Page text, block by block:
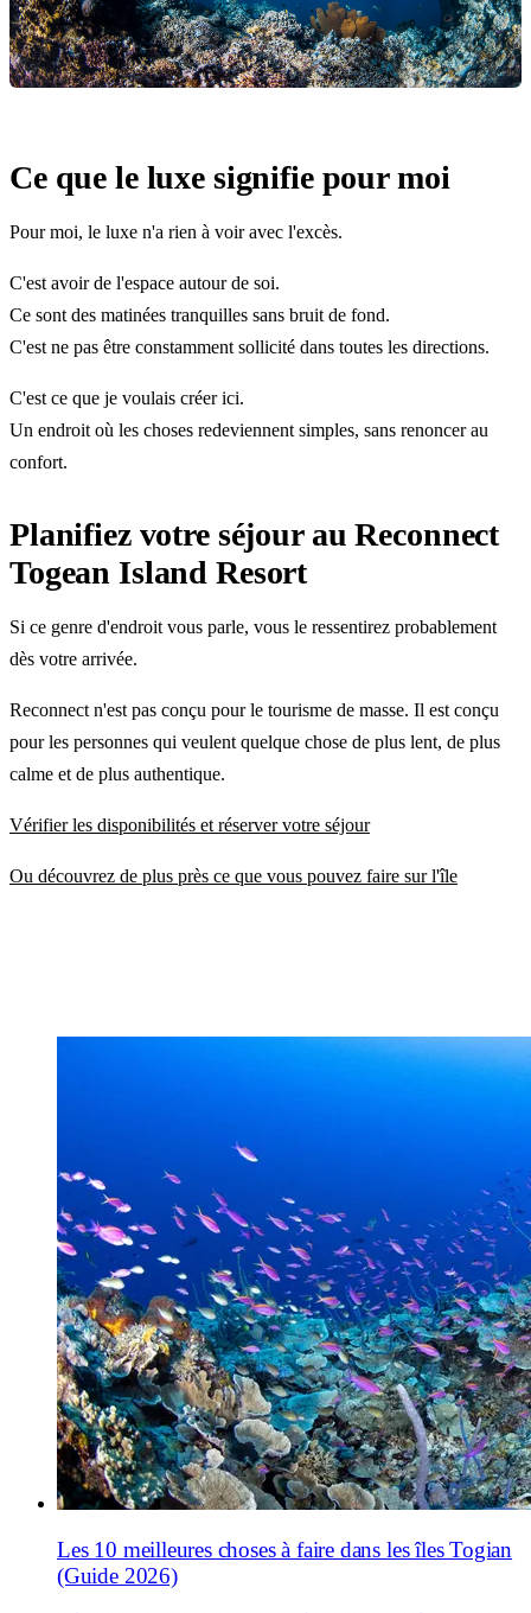
Ce que le luxe signifie pour moi
Pour moi, le luxe n'a rien à voir avec l'excès.
C'est avoir de l'espace autour de soi.
Ce sont des matinées tranquilles sans bruit de fond.
C'est ne pas être constamment sollicité dans toutes les directions.
C'est ce que je voulais créer ici.
Un endroit où les choses redeviennent simples, sans renoncer au
confort.
Planifiez votre séjour au Reconnect
Togean Island Resort
Si ce genre d'endroit vous parle, vous le ressentirez probablement
dès votre arrivée.
Reconnect n'est pas conçu pour le tourisme de masse. Il est conçu
pour les personnes qui veulent quelque chose de plus lent, de plus
calme et de plus authentique.
Vérifier les disponibilités et réserver votre séjour
Ou découvrez de plus près ce que vous pouvez faire sur l'île